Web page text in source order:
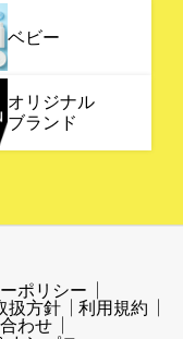
ベビー
オリジナル
ブランド
ポリシー
扱方針
利用規約
わせ